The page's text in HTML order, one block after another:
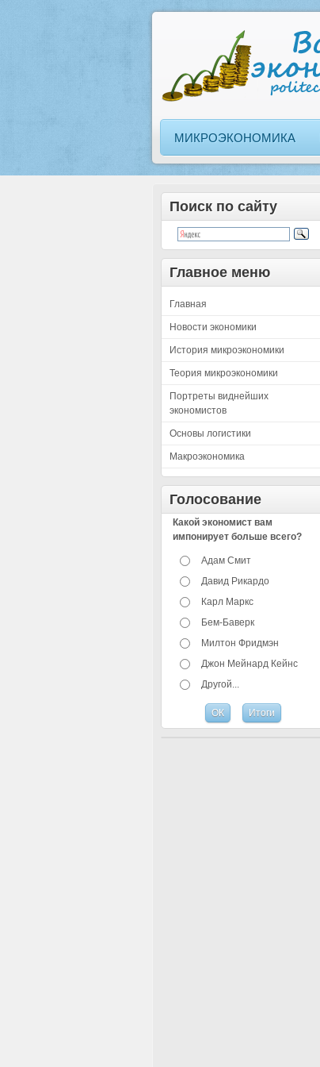
МИКРОЭКОНОМИКА
Поиск по сайту
Главное меню
Главная
Новости экономики
История микроэкономики
Теория микроэкономики
Портреты виднейших
экономистов
Основы логистики
Макроэкономика
Голосование
Какой экономист вам
импонирует больше всего?
Адам Смит
Давид Рикардо
Карл Маркс
Бем-Баверк
Милтон Фридмэн
Джон Мейнард Кейнс
Другой...